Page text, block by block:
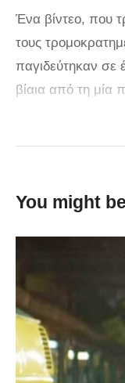
Ένα βίντεο, που
τους
παγιδεύτηκαν σε
βίαια από τη μία
κακοκαιρία που
χτυπήσει
αρκετοί άνθρωποι
έκαναν δύσκολη
προσωπικού
σύστημα για να
και Ιταλικές
παρέμειναν
You might